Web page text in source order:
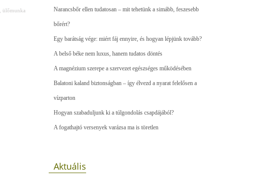
ülőmunka Narancsbőr ellen tudatosan – mit tehetünk a simább, feszesebb
bőrért?
Egy barátság vége: miért fáj ennyire, és hogyan lépjünk tovább?
A belső béke nem luxus, hanem tudatos döntés
A magnézium szerepe a szervezet egészséges működésében
Balatoni kaland biztonságban – így élvezd a nyarat felelősen a
vízparton
Hogyan szabaduljunk ki a túlgondolás csapdájából?
A fogathajtó versenyek varázsa ma is töretlen
Aktuális